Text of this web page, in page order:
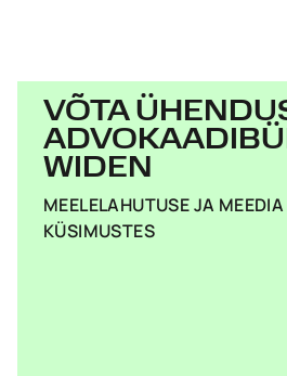
VÕTA
WIDEN
MEELELAHUTUSE JA
KÜSIMUSTES